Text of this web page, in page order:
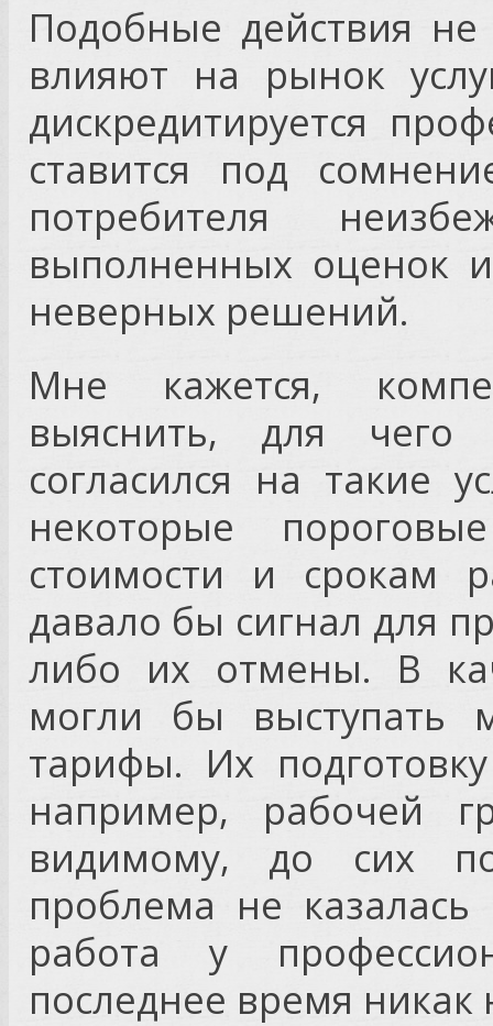
Подобные действия
влияют на рынок
дискредитируется
ставится под
потребителя
выполненных оценок
неверных решений.
Мне кажется,
выяснить, для
согласился на такие
некоторые
стоимости и срокам
давало бы сигнал для
либо их отмены. В
могли бы выступать
тарифы. Их
например, рабочей
видимому, до сих
проблема не
работа у
последнее время никак